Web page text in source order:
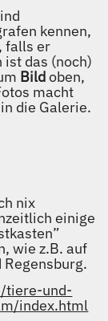
kennen,
falls er
das (noch)
Bildoben,
macht
die Galerie.
nix
einige
wie z.B. auf
tiere-und-
index.html